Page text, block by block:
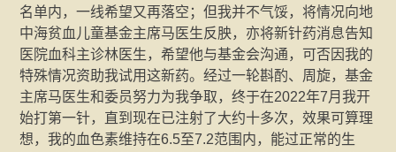
名单内，一线希望又再落空；但我并不气馁，将情况向地
中海贫血儿童基金主席马医生反胦，亦将新针药消息告知
医院血科主诊林医生，希望他与基金会沟通，可否因我的
特殊情况资助我试用这新药。经过一轮斟酌、周旋，基金
主席马医生和委员努力为我争取，终于在2022年7月我开
始打第一针，直到现在已注射了大约十多次，效果可算理
想，我的血色素维持在6.5至7.2范围内，能过正常的生